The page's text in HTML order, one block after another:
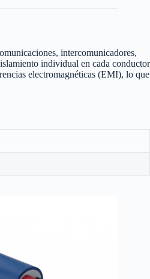
intercomunicadores,
individual en cada conductor
electromagnéticas (EMI), lo que